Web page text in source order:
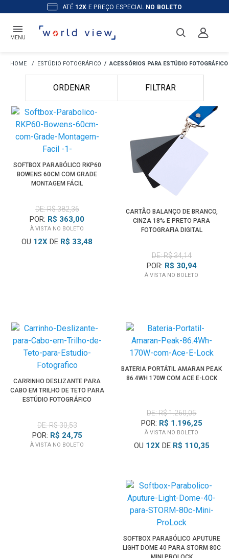
ATÉ 12X E PREÇO ESPECIAL NO BOLETO
MENU
ESTÚDIO FOTOGRÁFICO ACESSÓRIOS PARA ESTÚDIO FOTOGRÁFICO
ORDENAR FILTRAR
SOFTBOX PARABÓLICO RKP60
BOWENS 60CM COM GRADE
MONTAGEM FÁCIL
DE: R$ 382,36
POR: R$ 363,00
À VISTA NO BOLETO
OU 12X DE R$ 33,48
CARTÃO BALANÇO DE BRANCO,
CINZA 18% E PRETO PARA
FOTOGRAFIA DIGITAL
DE: R$ 34,14
POR: R$ 30,94
À VISTA NO BOLETO
CARRINHO DESLIZANTE PARA
CABO EM TRILHO DE TETO PARA
ESTÚDIO FOTOGRÁFICO
DE: R$ 30,53
POR: R$ 24,75
À VISTA NO BOLETO
BATERIA PORTÁTIL AMARAN PEAK
86.4WH 170W COM ACE E-LOCK
DE: R$ 1.260,05
POR: R$ 1.196,25
À VISTA NO BOLETO
OU 12XDE R$ 110,35
SOFTBOX PARABÓLICO APUTURE
LIGHT DOME 40 PARA STORM 80C